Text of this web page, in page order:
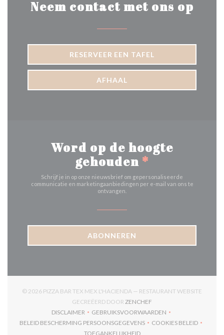
Neem contact met ons op
RESERVEER EEN TAFEL
AFHAAL
Word op de hoogte
gehouden *
Schrijf je in op onze nieuwsbrief om gepersonaliseerde
communicatie en marketingaanbiedingen per e-mail van ons te
ontvangen.
ABONNEREN
© 2026 PIZZA BAR TEX MEX L'HACIENDA — RESTAURANT WEBSITE
GECREËERD DOOR ZENCHEF
DISCLAIMER
((OPENT IN EEN NIEUW VENSTER))
GEBRUIKSVOORWAARDEN
((OPENT IN EEN NIEUW
BELEID BESCHERMING PERSOONSGEGEVENS
((OPENT IN EEN NIEUW VENSTER))
COOKIES BELEID
((OPENT IN EEN
TOEGANKELIJKHEID